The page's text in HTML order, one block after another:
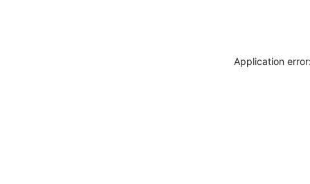
Application